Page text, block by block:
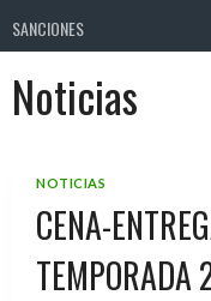
SANCIONES
Noticias
NOTICIAS
CENA-